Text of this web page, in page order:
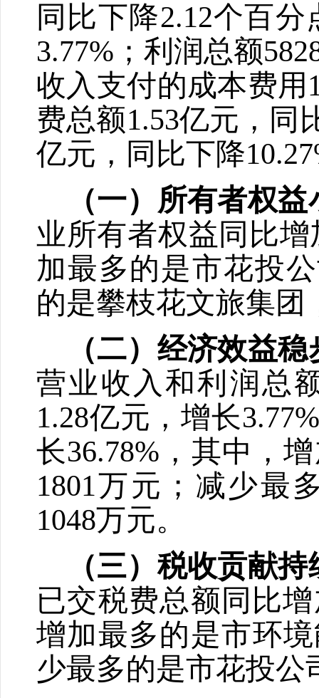
同比下降2.12个百分
3.77% ；利润总额
收入支付的成本费用
费总额1.53亿元，同
亿元，同比下降
（一）所有者权
业所有者权益同比增
加最多的是市花投
的是攀枝花文旅集团
（二）经济效益
营业收入和利润总
1.28亿元，增长3.77%
长36.78% ，其中，
1801万元；减少最
1048万元。
（三）税收贡献
已交税费总额同比
增加最多的是市环
少最多的是市花投公